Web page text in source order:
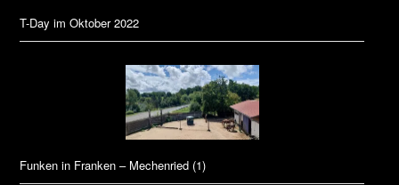
T-Day im Oktober 2022
Funken in Franken – Mechenried (1)